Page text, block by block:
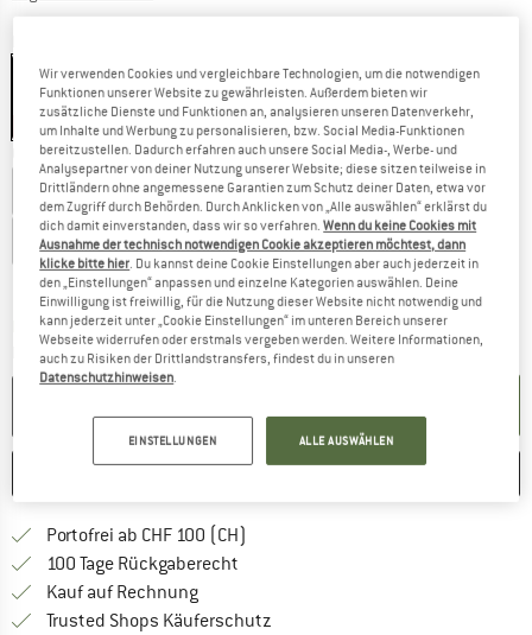
20% 20%
Grösse wählen:
EU28 EU29 EU30 EU31 EU32
EU33 EU34 EU35 EU36 EU37
Grössentabelle
Lieferzeit: 3-5 WerktageDer Link öffnet sich in einer Infobox und
Menge:
Portofrei ab CHF 100 (CH)
100 Tage Rückgaberecht
Kauf auf RechnungFinde die Zahlungs-Infos hier! Öffnet
Trusted Shops Käuferschutz
Wir verwenden Cookies und vergleichbare Technologien, um die notwendigen
Funktionen unserer Website zu gewährleisten. Außerdem bieten wir
zusätzliche Dienste und Funktionen an, analysieren unseren Datenverkehr,
um Inhalte und Werbung zu personalisieren, bzw. Social Media-Funktionen
bereitzustellen. Dadurch erfahren auch unsere Social Media-, Werbe- und
Analysepartner von deiner Nutzung unserer Website; diese sitzen teilweise in
Drittländern ohne angemessene Garantien zum Schutz deiner Daten, etwa vor
dem Zugriff durch Behörden. Durch Anklicken von „Alle auswählen“ erklärst du
dich damit einverstanden, dass wir so verfahren.Wenn du keine Cookies mit
Ausnahme der technisch notwendigen Cookie akzeptieren möchtest, dann
klicke bitte hier . Du kannst deine Cookie Einstellungen aber auch jederzeit in
den „Einstellungen“ anpassen und einzelne Kategorien auswählen. Deine
Einwilligung ist freiwillig, für die Nutzung dieser Website nicht notwendig und
kann jederzeit unter „Cookie Einstellungen“ im unteren Bereich unserer
Webseite widerrufen oder erstmals vergeben werden. Weitere Informationen,
auch zu Risiken der Drittlandstransfers, findest du in unseren
Datenschutzhinweisen
EINSTELLUNGEN ALLE AUSWÄHLEN